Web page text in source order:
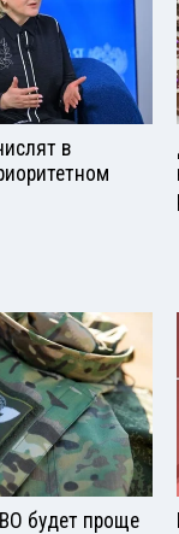
в
будет проще